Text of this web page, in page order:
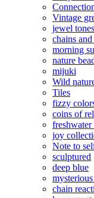
Vintage
jewel tones
chains and
morning
nature
mijuki
Wild
Tiles
fizzy
coins of
freshwater
joy
Note to
sculptured
deep blue
chain